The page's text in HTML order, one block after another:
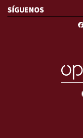
SÍGUENOS